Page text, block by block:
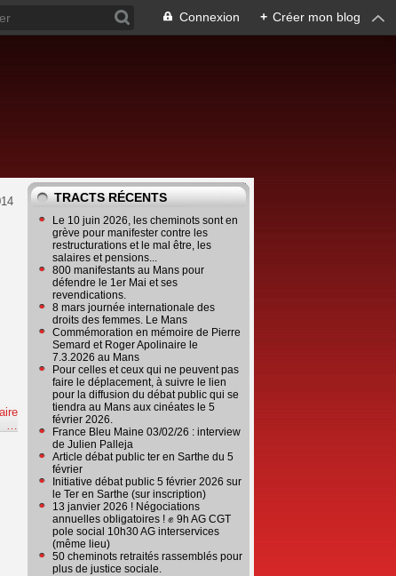
Connexion + Créer mon blog
TRACTS RÉCENTS
Le 10 juin 2026, les cheminots sont en
grève pour manifester contre les
restructurations et le mal être, les
salaires et pensions...
800 manifestants au Mans pour
défendre le 1er Mai et ses
revendications.
8 mars journée internationale des
droits des femmes. Le Mans
Commémoration en mémoire de Pierre
Semard et Roger Apolinaire le
7.3.2026 au Mans
Pour celles et ceux qui ne peuvent pas
faire le déplacement, à suivre le lien
pour la diffusion du débat public qui se
tiendra au Mans aux cinéates le 5
février 2026.
France Bleu Maine 03/02/26 : interview
de Julien Palleja
Article débat public ter en Sarthe du 5
février
Initiative débat public 5 février 2026 sur
le Ter en Sarthe (sur inscription)
13 janvier 2026 ! Négociations
annuelles obligatoires ! ✊ 9h AG CGT
pole social 10h30 AG interservices
(même lieu)
50 cheminots retraités rassemblés pour
plus de justice sociale.